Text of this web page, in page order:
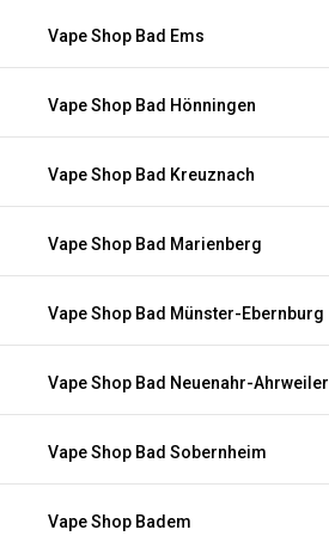
Vape Shop Bad Ems
Vape Shop Bad Hönningen
Vape Shop Bad Kreuznach
Vape Shop Bad Marienberg
Vape Shop Bad Münster-Ebernburg
Vape Shop Bad Neuenahr-Ahrweiler
Vape Shop Bad Sobernheim
Vape Shop Badem